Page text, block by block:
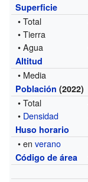
Superficie
• Total
• Tierra
• Agua
Altitud
• Media
Población (2022)
• Total
• Densidad
Huso horario
• enverano
Código de área